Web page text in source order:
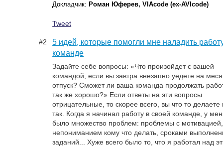
Уровень аудитории:
практикующие
Докладчик:
Tweet
Докладчик: Роман Юферев, VIAcode (ex-AVIcode)
Tweet
#2
5 идей, которые помогли мне наладить
команде
Задайте себе вопросы: «Что произойдет с вашей
командой, если вы завтра внезапно уедете на
отпуск? Сможет ли ваша команда продолжать
так же хорошо?» Если ответы на эти вопросы
отрицательные, то скорее всего, вы что то делаете
так. Когда я начинал работу в своей команде, у
было множество проблем: проблемы с мотивацией,
непониманием кому что делать, сроками
заданий... Хуже всего было то, что я работал над